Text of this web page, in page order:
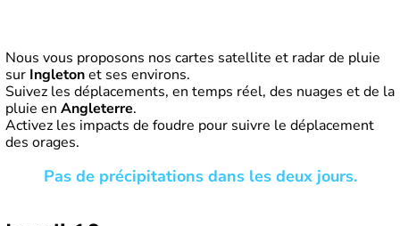
Nous vous proposons nos cartes satellite et radar de pluie
sur Ingletonet ses environs.
Suivez les déplacements, en temps réel, des nuages et de la
pluie en Angleterre.
Activez les impacts de foudre pour suivre le déplacement
des orages.
Pas de précipitations dans les deux jours.